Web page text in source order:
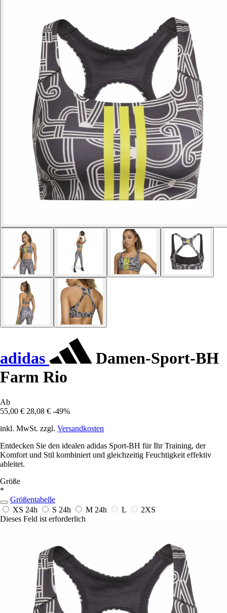
adidas
Damen-Sport-BH
Farm Rio
Ab
55,00 € 28,08 € -49%
inkl. MwSt. zzgl. Versandkosten
Entdecken Sie den idealen adidas Sport-BH für Ihr Training, der
Komfort und Stil kombiniert und gleichzeitig Feuchtigkeit effektiv
ableitet.
Größe
*
Größentabelle
XS 24h S 24h M 24h L
2XS
Dieses Feld ist erforderlich